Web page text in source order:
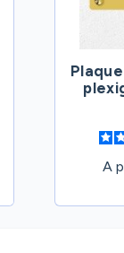
A